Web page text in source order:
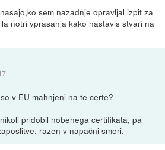
sem nazadnje opravljal izpit za
notri vprasanja kako nastavis stvari na
v EU mahnjeni na te certe?
pridobil nobenega certifikata, pa
razen v napačni smeri.